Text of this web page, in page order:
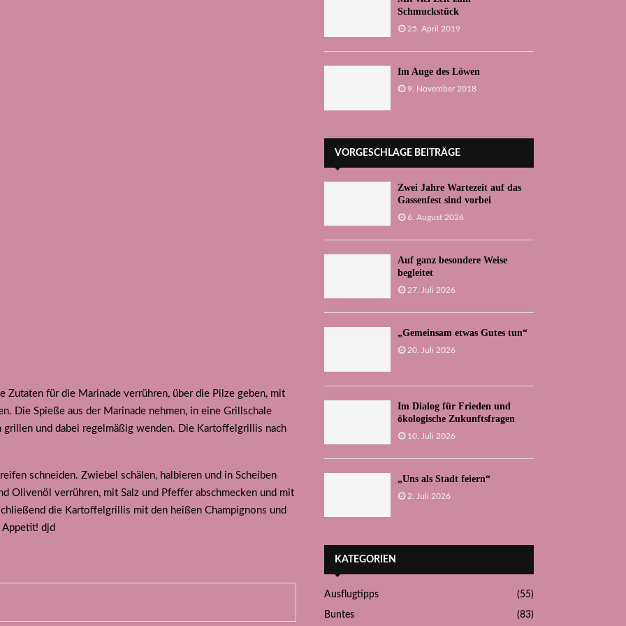
Zutaten für die Marinade verrühren, über die Pilze geben, mit
Die Spieße aus der Marinade nehmen, in eine Grillschale
und dabei regelmäßig wenden. Die Kartoffelgrillis nach
schneiden. Zwiebel schälen, halbieren und in Scheiben
Olivenöl verrühren, mit Salz und Pfeffer abschmecken und mit
die Kartoffelgrillis mit den heißen Champignons und
Appetit! djd
Schmuckstück
25. April 2019
Im Auge des Löwen
9. November 2018
VORGESCHLAGE BEITRÄGE
Zwei Jahre Wartezeit auf das
Gassenfest sind vorbei
6. August 2026
Auf ganz besondere Weise
begleitet
27. Juli 2026
„Gemeinsam etwas Gutes tun“
20. Juli 2026
Im Dialog für Frieden und
ökologische Zukunftsfragen
10. Juli 2026
„Uns als Stadt feiern“
2. Juli 2026
KATEGORIEN
Ausflugtipps (55)
Buntes (83)